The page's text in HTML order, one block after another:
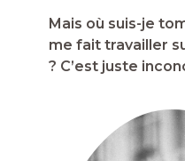
Mais où suis-je
me fait travailler
? C’est juste